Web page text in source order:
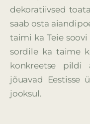
dekoratiivsed
saab osta
taimi ka Teie
sordile ka taime
konkreetse pildi
jõuavad Eestisse
jooksul.